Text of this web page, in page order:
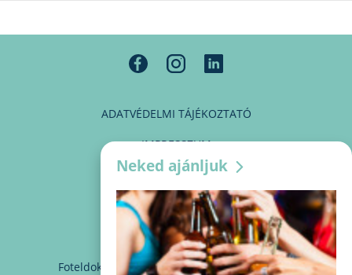
ADATVÉDELMI TÁJÉKOZTATÓ
IMPRESSZUM
MÉDIAAJÁNLAT
PARTNEREINK
KAPCSOLAT
Foteldoki info@foteldoki.hu Süti beállítások
Neked ajánljuk